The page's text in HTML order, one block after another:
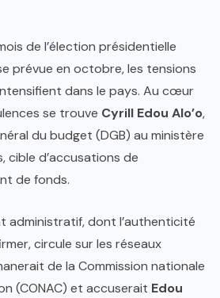
de l’élection présidentielle
prévue en octobre, les tensions
dans le pays. Au cœur
se trouve Cyrill Edou Alo’o,
du budget (DGB) au ministère
cible d’accusations de
de fonds.
administratif, dont l’authenticité
circule sur les réseaux
de la Commission nationale
(CONAC) et accuserait Edou